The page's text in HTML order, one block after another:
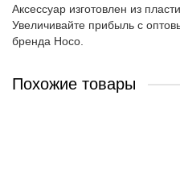
Аксессуар изготовлен из
Увеличивайте прибыль с
бренда Hoco.
Похожие товары